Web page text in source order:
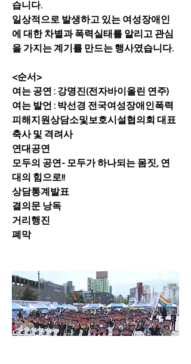
습니다.
일상적으로 발생하고 있는 여성장애인
에 대한 차별과 폭력실태를 알리고 관심
을 가지는 계기를 만드는 행사였습니다.
<순서>
여는 공연 : 강명진(전자바이올린 연주)
여는 발언 : 박선경 전국여성장애인폭력
피해지원상담소및보호시설협의회 대표
축사 및 격려사
연대공연
모두의 공연- 모두가 하나되는 몸짓, 연
대의 힘으로!!
상담통계발표
결의문 낭독
거리행진
폐막